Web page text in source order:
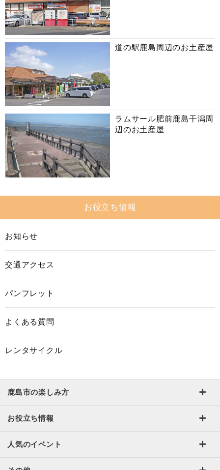
道の駅鹿島周辺のお土産屋
ラムサール肥前鹿島干潟周
辺のお土産屋
お役立ち情報
お知らせ
交通アクセス
パンフレット
よくある質問
レンタサイクル
鹿島市の楽しみ方
お役立ち情報
人気のイベント